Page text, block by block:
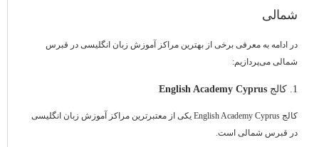
شمالی
در ادامه به معرفی برخی از بهترین مراکز آموزش زبان انگلیسی در قبرس
شمالی می‌پردازیم:
1. کالج English Academy Cyprus
کالج English Academy Cyprus یکی از معتبرترین مراکز آموزش زبان انگلیسی
در قبرس شمالی است.